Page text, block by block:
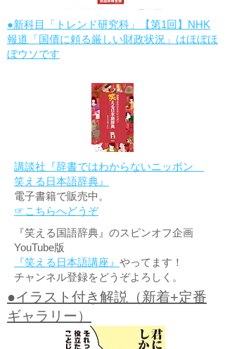
●新科目「トレンド研究科」【第1回】NHK
報道「国債に頼る厳しい財政状況」はほぼほ
ぼウソです
講談社『辞書ではわからないニッポン
笑える日本語辞典』
電子書籍で販売中。
☞こちらへどうぞ
『笑える国語辞典』のスピンオフ企画
YouTube版
『笑える日本語講座』 やってます！
チャンネル登録をどうぞよろしく。
●イラスト付き解説（新着+定番
ギャラリー）